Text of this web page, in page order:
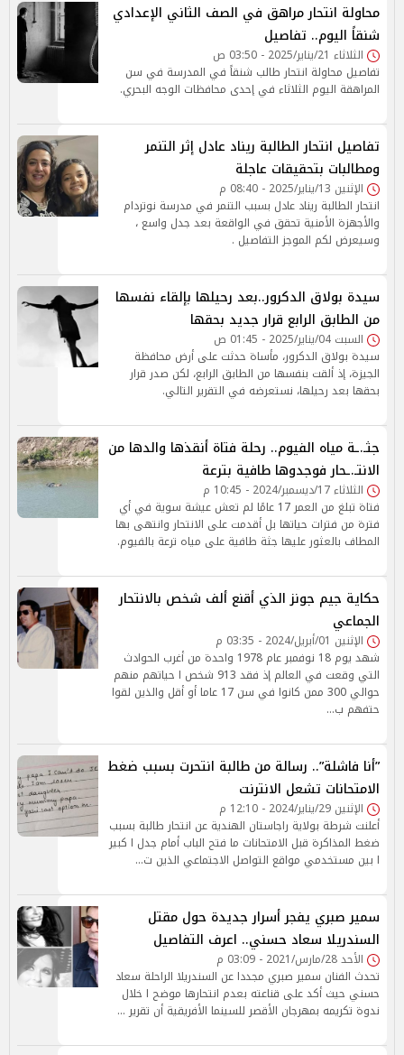
محاولة انتحار مراهق في الصف الثاني الإعدادي
شنقاً اليوم.. تفاصيل
الثلاثاء 21/يناير/2025 - 03:50 ص
تفاصيل محاولة انتحار طالب شنقاً في المدرسة في سن
المراهقة اليوم الثلاثاء في إحدى محافظات الوجه البحري.
تفاصيل انتحار الطالبة ريناد عادل إثر التنمر
ومطالبات بتحقيقات عاجلة
الإثنين 13/يناير/2025 - 08:40 م
انتحار الطالبة ريناد عادل بسبب التنمر في مدرسة نوتردام
والأجهزة الأمنية تحقق في الواقعة بعد جدل واسع ،
وسيعرض لكم الموجز التفاصيل .
سيدة بولاق الدكرور..بعد رحيلها بإلقاء نفسها
من الطابق الرابع قرار جديد بحقها
السبت 04/يناير/2025 - 01:45 ص
سيدة بولاق الدكرور، مأساة حدثت على أرض محافظة
الجيزة، إذ ألقت بنفسها من الطابق الرابع، لكن صدر قرار
بحقها بعد رحيلها، نستعرضه في التقرير التالي.
جثـ.ـة مياه الفيوم.. رحلة فتاة أنقذها والدها من
الانتـ.ـحار فوجدوها طافية بترعة
الثلاثاء 17/ديسمبر/2024 - 10:45 م
فتاة تبلغ من العمر 17 عامًا لم تعش عيشة سوية في أي
فترة من فترات حياتها بل أقدمت على الانتحار وانتهى بها
المطاف بالعثور عليها جثة طافية على مياه ترعة بالفيوم.
حكاية جيم جونز الذي أقنع ألف شخص بالانتحار
الجماعي
الإثنين 01/أبريل/2024 - 03:35 م
شهد يوم 18 نوفمبر عام 1978 واحدة من أغرب الحوادث
التي وقعت في العالم إذ فقد 913 شخص ا حياتهم منهم
حوالي 300 ممن كانوا في سن 17 عاما أو أقل والذين لقوا
حتفهم ب…
”أنا فاشلة”.. رسالة من طالبة انتحرت بسبب ضغط
الامتحانات تشعل الانترنت
الإثنين 29/يناير/2024 - 12:10 م
أعلنت شرطة بولاية راجاستان الهندية عن انتحار طالبة بسبب
ضغط المذاكرة قبل الامتحانات ما فتح الباب أمام جدل ا كبير
ا بين مستخدمي مواقع التواصل الاجتماعي الذين ت…
سمير صبري يفجر أسرار جديدة حول مقتل
السندريلا سعاد حسني.. اعرف التفاصيل
الأحد 28/مارس/2021 - 03:09 م
تحدث الفنان سمير صبري مجددا عن السندريلا الراحلة سعاد
حسني حيث أكد على قناعته بعدم انتحارها موضح ا خلال
ندوة تكريمه بمهرجان الأقصر للسينما الأفريقية أن تقرير …